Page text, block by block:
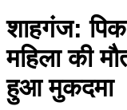
शाहगंज:
महिला की
हुआ मुकदमा